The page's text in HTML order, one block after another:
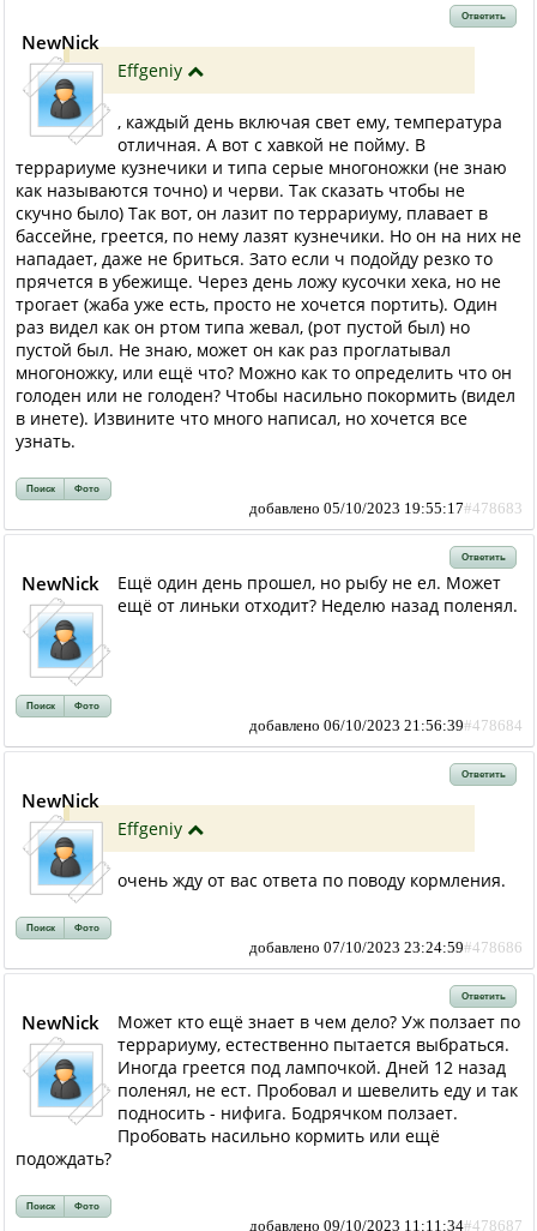
Ответить
NewNick
Effgeniy
, каждый день включая свет ему, температура
отличная. А вот с хавкой не пойму. В
террариуме кузнечики и типа серые многоножки (не знаю
как называются точно) и черви. Так сказать чтобы не
скучно было) Так вот, он лазит по террариуму, плавает в
бассейне, греется, по нему лазят кузнечики. Но он на них не
нападает, даже не бриться. Зато если ч подойду резко то
прячется в убежище. Через день ложу кусочки хека, но не
трогает (жаба уже есть, просто не хочется портить). Один
раз видел как он ртом типа жевал, (рот пустой был) но
пустой был. Не знаю, может он как раз проглатывал
многоножку, или ещё что? Можно как то определить что он
голоден или не голоден? Чтобы насильно покормить (видел
в инете). Извините что много написал, но хочется все
узнать.
Поиск Фото
добавлено 05/10/2023 19:55:17#478683
Ответить
NewNick
Ещё один день прошел, но рыбу не ел. Может
ещё от линьки отходит? Неделю назад поленял.
Поиск Фото
добавлено 06/10/2023 21:56:39#478684
Ответить
NewNick
Effgeniy
очень жду от вас ответа по поводу кормления.
Поиск Фото
добавлено 07/10/2023 23:24:59#478686
Ответить
NewNick
Может кто ещё знает в чем дело? Уж ползает по
террариуму, естественно пытается выбраться.
Иногда греется под лампочкой. Дней 12 назад
поленял, не ест. Пробовал и шевелить еду и так
подносить - нифига. Бодрячком ползает.
Пробовать насильно кормить или ещё
подождать?
Поиск Фото
добавлено 09/10/2023 11:11:34#478687